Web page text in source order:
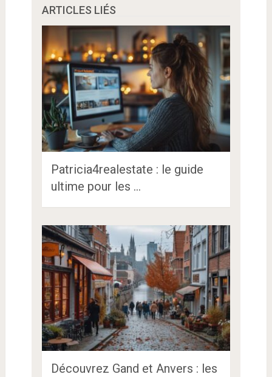
ARTICLES LIÉS
Patricia4realestate : le guide
ultime pour les …
Découvrez Gand et Anvers : les